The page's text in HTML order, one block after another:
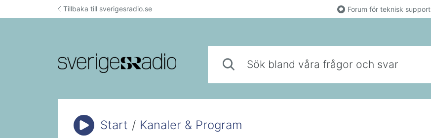
Hoppa till innehållTillbaka till sverigesradio.se Forum för teknisk support
Du är här:Start / Kanaler & Program